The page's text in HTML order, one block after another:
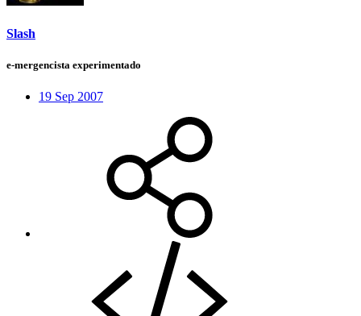
Slash
e-mergencista experimentado
19 Sep 2007